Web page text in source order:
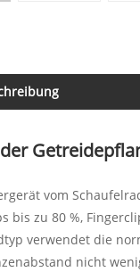
vom
bis zu 80 %,
verwendet die
nicht